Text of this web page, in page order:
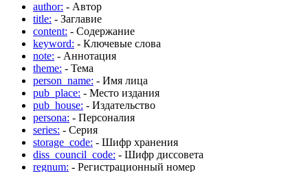
author: - Автор
title: - Заглавие
content: - Содержание
keyword: - Ключевые слова
note: - Аннотация
theme: - Тема
person_name: - Имя лица
pub_place: - Место издания
pub_house: - Издательство
persona: - Персоналия
series: - Серия
storage_code: - Шифр хранения
diss_council_code: - Шифр диссовета
regnum: - Регистрационный номер